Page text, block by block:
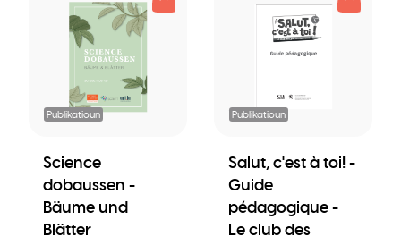
Publikatioun
Science
dobaussen -
Bäume und
Blätter
Publikatioun
Salut, c'est à toi! -
Guide
pédagogique -
Le club des